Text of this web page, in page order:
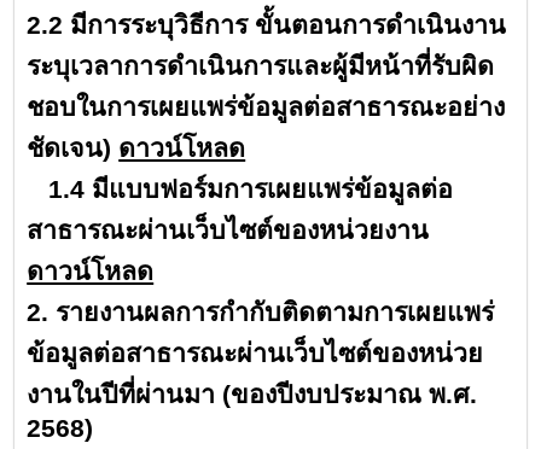
2.2 มีการระบุวิธีการ ขั้นตอนการดำเนินงาน
ระบุเวลาการดำเนินการและผู้มีหน้าที่รับผิด
ชอบในการเผยแพร่ข้อมูลต่อสาธารณะอย่าง
ชัดเจน) ดาวน์โหลด
1.4 มีแบบฟอร์มการเผยแพร่ข้อมูลต่อ
สาธารณะผ่านเว็บไซต์ของหน่วยงาน
ดาวน์โหลด
2. รายงานผลการกำกับติดตามการเผยแพร่
ข้อมูลต่อสาธารณะผ่านเว็บไซต์ของหน่วย
งานในปีที่ผ่านมา (ของปีงบประมาณ พ.ศ.
2568)